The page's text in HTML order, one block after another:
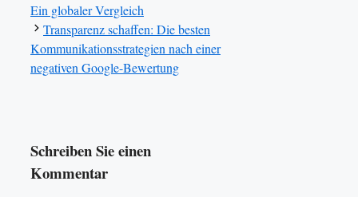
Ein globaler Vergleich
Transparenz schaffen: Die besten
Kommunikationsstrategien nach einer
negativen Google-Bewertung
Schreiben Sie einen
Kommentar